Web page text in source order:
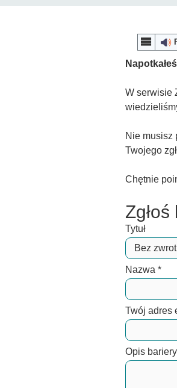
W serwisie
Nie musisz
Twojego
Chętnie
Tytuł
Nazwa *
Twój adres
Opis bariery